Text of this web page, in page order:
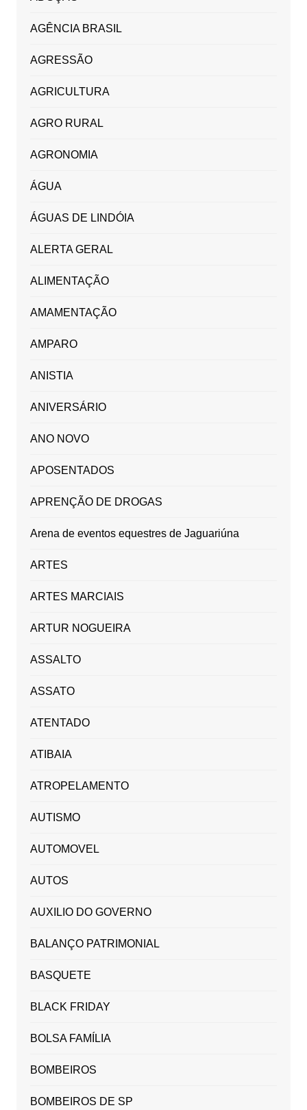
AGÊNCIA BRASIL
AGRESSÃO
AGRICULTURA
AGRO RURAL
AGRONOMIA
ÁGUA
ÁGUAS DE LINDÓIA
ALERTA GERAL
ALIMENTAÇÃO
AMAMENTAÇÃO
AMPARO
ANISTIA
ANIVERSÁRIO
ANO NOVO
APOSENTADOS
APRENÇÃO DE DROGAS
Arena de eventos equestres de Jaguariúna
ARTES
ARTES MARCIAIS
ARTUR NOGUEIRA
ASSALTO
ASSATO
ATENTADO
ATIBAIA
ATROPELAMENTO
AUTISMO
AUTOMOVEL
AUTOS
AUXILIO DO GOVERNO
BALANÇO PATRIMONIAL
BASQUETE
BLACK FRIDAY
BOLSA FAMÍLIA
BOMBEIROS
BOMBEIROS DE SP